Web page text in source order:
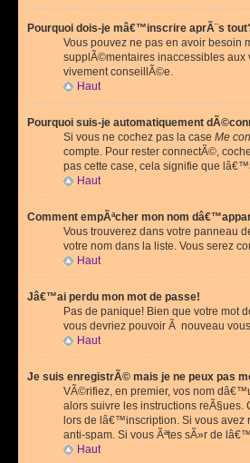
Pourquoi dois-je mâ€™inscrire aprÃ¨s
Vous pouvez ne pas en avoir
supplÃ©mentaires inaccessibles
vivement conseillÃ©e.
Haut
Pourquoi suis-je automatiquement
Si vous ne cochez pas la case Me
compte. Pour rester connectÃ©,
pas cette case, cela signifie que
Haut
Comment empÃªcher mon nom
Vous trouverez dans votre panneau
votre nom dans la liste. Vous serez
Haut
Jâ€™ai perdu mon mot de passe!
Pas de panique! Bien que votre mot
vous devriez pouvoir Ã nouveau
Haut
Je suis enregistrÃ© mais je ne peux pas
VÃ©rifiez, en premier, vos nom
alors suivre les instructions
lors de lâ€™inscription. Si vous
anti-spam. Si vous Ãªtes sÃ»r de
Haut